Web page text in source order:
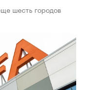
шесть городов